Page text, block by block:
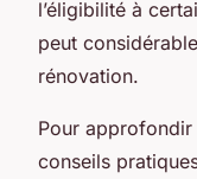
l’éligibilité à
peut
rénovation.
Pour
conseils